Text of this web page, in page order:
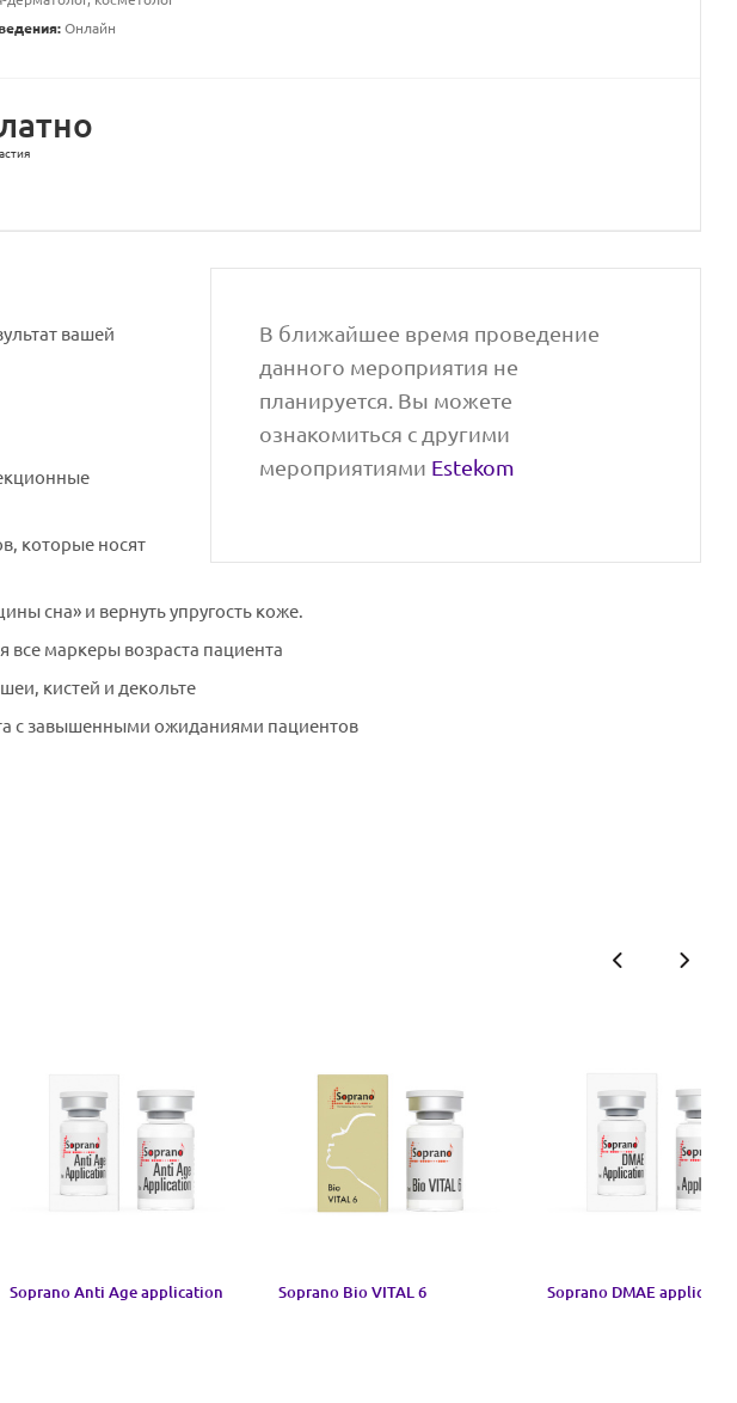
Онлайн
В ближайшее время проведение
данного мероприятия не
планируется. Вы можете
ознакомиться с другими
мероприятиями Estekom
вашей
которые носят
сна» и вернуть упругость коже.
все маркеры возраста пациента
кистей и декольте
с завышенными ожиданиями пациентов
Soprano Anti Age application Soprano Bio VITAL 6 Soprano DMAE